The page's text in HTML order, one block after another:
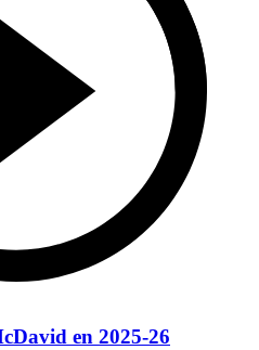
en 2025-26